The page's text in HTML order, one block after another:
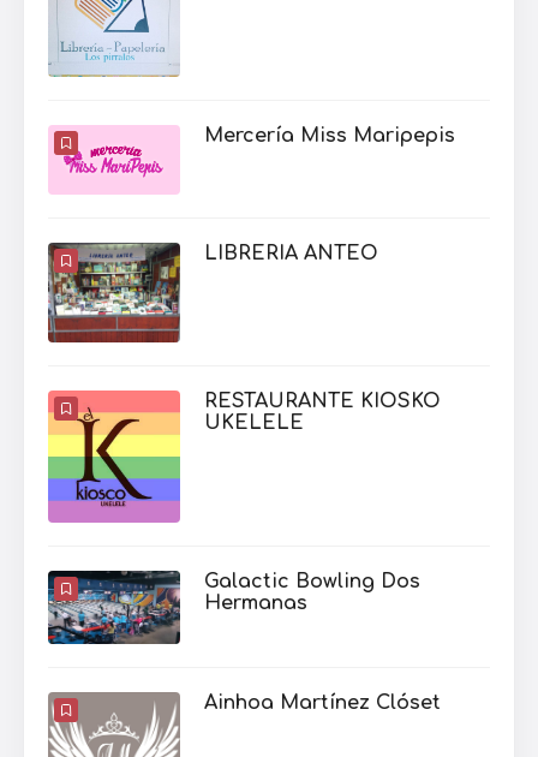
Mercería Miss Maripepis
LIBRERIA ANTEO
RESTAURANTE KIOSKO
UKELELE
Galactic Bowling Dos
Hermanas
Ainhoa Martínez Clóset